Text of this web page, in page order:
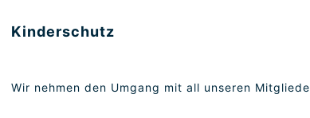
Kinderschutz
Wir nehmen den Umgang mit all unseren